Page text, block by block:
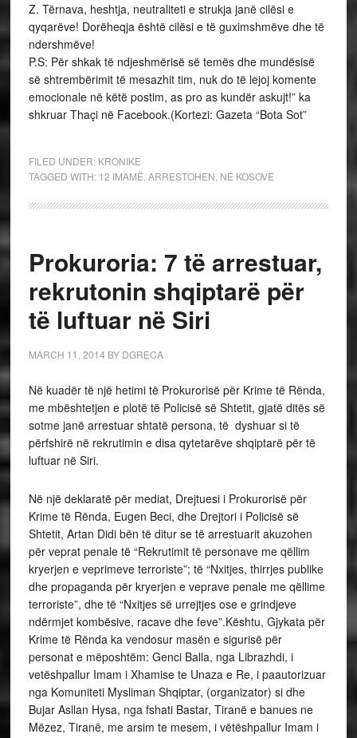
Z. Tërnava, heshtja, neutraliteti e strukja janë cilësi e
qyqarëve! Dorëheqja është cilësi e të guximshmëve dhe të
ndershmëve!
P.S: Për shkak të ndjeshmërisë së temës dhe mundësisë
së shtrembërimit të mesazhit tim, nuk do të lejoj komente
emocionale në këtë postim, as pro as kundër askujt!” ka
shkruar Thaçi në Facebook.(Kortezi: Gazeta “Bota Sot”
FILED UNDER: KRONIKE
TAGGED WITH: 12 IMAMË ARRESTOHEN NE KOSOVE
Prokuroria: 7 të arrestuar,
rekrutonin shqiptarë për
të luftuar në Siri
MARCH 11, 2014 BY DGRECA
Në kuadër të një hetimi të Prokurorisë për Krime të Rënda,
me mbështetjen e plotë të Policisë së Shtetit, gjatë ditës së
sotme janë arrestuar shtatë persona, të dyshuar si të
përfshirë në rekrutimin e disa qytetarëve shqiptarë për të
luftuar në Siri.
Në një deklaratë për mediat, Drejtuesi i Prokurorisë për
Krime të Rënda, Eugen Beci, dhe Drejtori i Policisë së
Shtetit, Artan Didi bën të ditur se të arrestuarit akuzohen
për veprat penale të “Rekrutimit të personave me qëllim
kryerjen e veprimeve terroriste”; të “Nxitjes, thirrjes publike
dhe propaganda për kryerjen e veprave penale me qëllime
terroriste”, dhe të “Nxitjes së urrejtjes ose e grindjeve
ndërmjet kombësive, racave dhe feve”.Kështu, Gjykata për
Krime të Rënda ka vendosur masën e sigurisë për
personat e mëposhtëm: Genci Balla, nga Librazhdi, i
vetëshpallur Imam i Xhamise te Unaza e Re, i paautorizuar
nga Komuniteti Mysliman Shqiptar, (organizator) si dhe
Bujar Asllan Hysa, nga fshati Bastar, Tiranë e banues ne
Mëzez, Tiranë, me arsim te mesem, i vëtëshpallur Imam i